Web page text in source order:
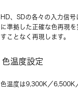
HD、SDの各々の入力信
に準拠した正確な色再現
すことなく再現します。
色温度設定
色温度は9,300K／6,500K